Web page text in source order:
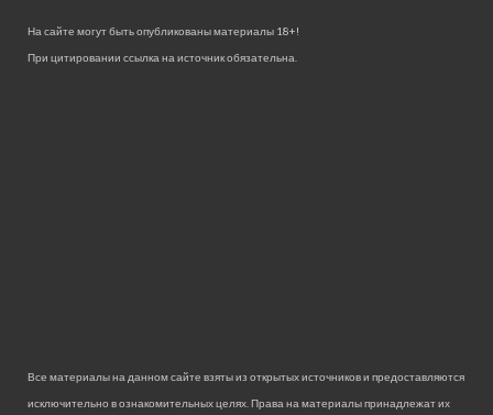
На сайте могут быть опубликованы материалы 18+!
При цитировании ссылка на источник обязательна.
Все материалы на данном сайте взяты из открытых источников и предоставляются
исключительно в ознакомительных целях. Права на материалы принадлежат их